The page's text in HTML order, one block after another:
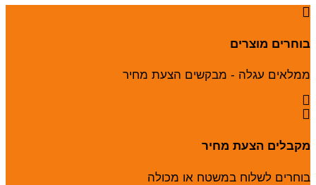
בוחרים מוצרים
ממלאים עגלה - מבקשים הצעת מחיר
מקבלים הצעת מחיר
בוחרים לשלוח במשטח או מכולה